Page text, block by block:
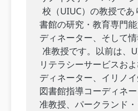
校（UIUC）の教授であ
書館の研究・教育専門
ディネーター、そして
准教授です。以前は、
リテラシーサービスお
ディネーター、イリノ
図書館指導コーディネ
准教授、パークランド